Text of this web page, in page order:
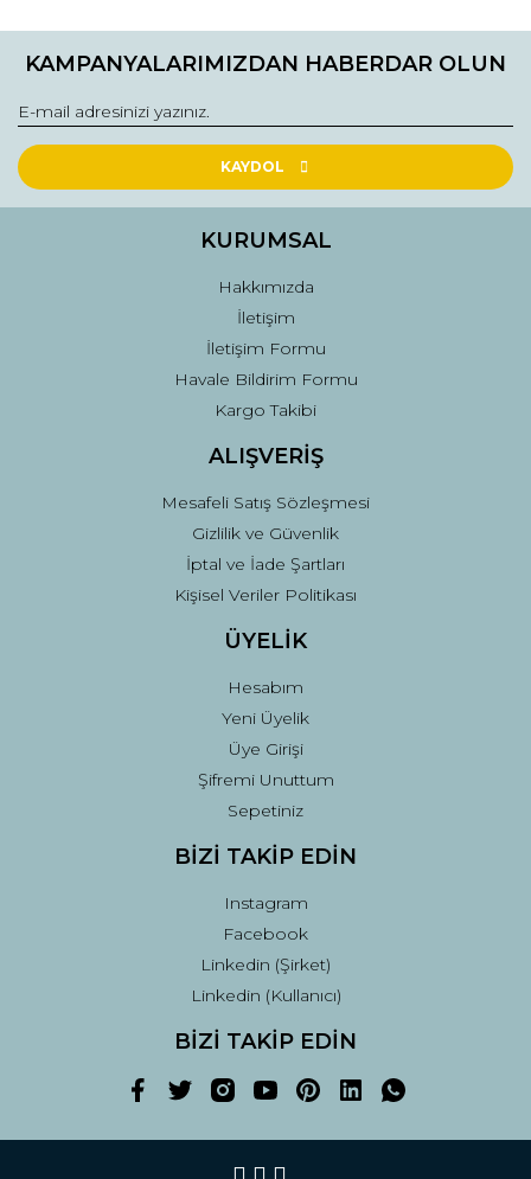
konularda yetersiz gördüğünüz noktaları öneri formunu
Görüş ve önerileriniz için teşekkür ederiz.
Ürün resmi kalitesiz, bozuk veya görüntülenemiyor.
Ürün açıklamasında eksik bilgiler bulunuyor.
Ürün fiyatı diğer sitelerden daha pahalı.
Gönder
KAMPANYALARIMIZDAN HABERDAR OLUN
KAYDOL
KURUMSAL
Hakkımızda
İletişim
İletişim Formu
Havale Bildirim Formu
Kargo Takibi
ALIŞVERİŞ
Mesafeli Satış Sözleşmesi
Gizlilik ve Güvenlik
İptal ve İade Şartları
Kişisel Veriler Politikası
ÜYELİK
Hesabım
Yeni Üyelik
Üye Girişi
Şifremi Unuttum
Sepetiniz
BİZİ TAKİP EDİN
Instagram
Facebook
Linkedin (Şirket)
Linkedin (Kullanıcı)
BİZİ TAKİP EDİN